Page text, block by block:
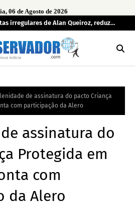
06 de Agosto de 2026
irregulares de Alan Queiroz, reduz
Inelegibilidade
de assinatura do pacto Criança
com participação da Alero
assinatura do
Protegida em
com
da Alero